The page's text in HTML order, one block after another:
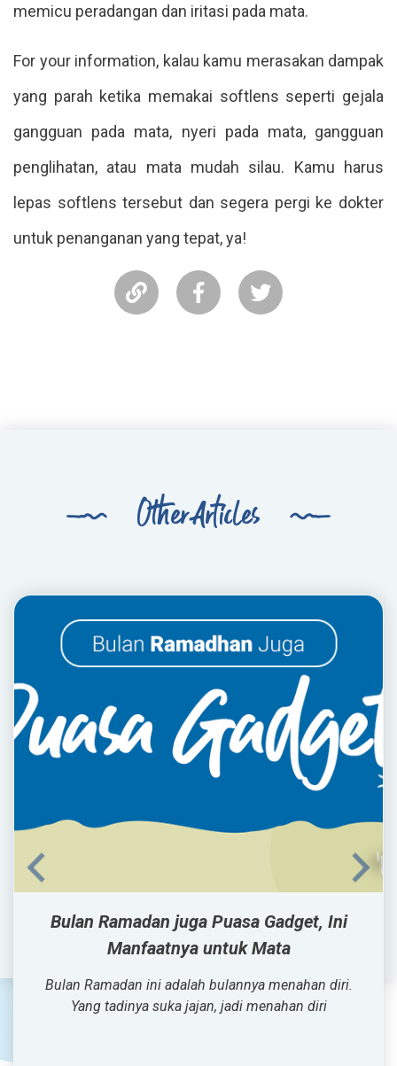
memicu peradangan dan iritasi pada mata.
For your information, kalau kamu merasakan dampak
yang parah ketika memakai softlens seperti gejala
gangguan pada mata, nyeri pada mata, gangguan
penglihatan, atau mata mudah silau. Kamu harus
lepas softlens tersebut dan segera pergi ke dokter
untuk penanganan yang tepat, ya!
Other Articles
Bulan Ramadan juga Puasa Gadget, Ini
Manfaatnya untuk Mata
Bulan Ramadan ini adalah bulannya menahan diri.
Yang tadinya suka jajan, jadi menahan diri